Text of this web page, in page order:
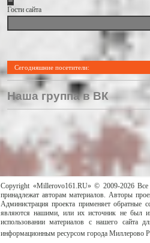
Гости сайта
Сегодняшние посетители:
Наша группа в ВК
Copyright «Millerovo161.RU» © 2009-2026
принадлежат авторам материалов. Авторы
Администрация проекта применяет обратные
являются нашими, или их источник не был
использовании материалов с нашего сайта
информационным ресурсом города Миллерово